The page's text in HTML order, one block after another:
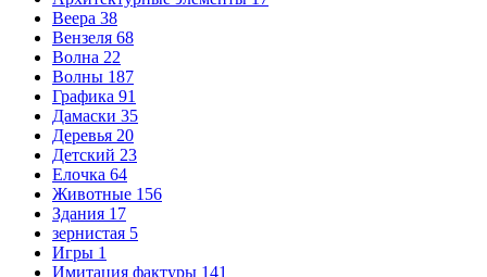
Веера 38
Вензеля 68
Волна 22
Волны 187
Графика 91
Дамаски 35
Деревья 20
Детский 23
Елочка 64
Животные 156
Здания 17
зернистая 5
Игры 1
Имитация фактуры 141